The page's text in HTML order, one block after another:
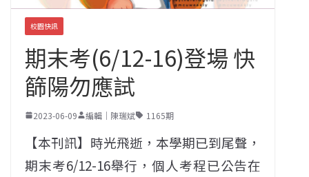
校園快訊
期末考(6/12-16)登場 快
篩陽勿應試
2023-06-09 編輯｜陳瑞斌 1165期
【本刊訊】時光飛逝，本學期已到尾聲，
期末考6/12-16舉行，個人考程已公告在